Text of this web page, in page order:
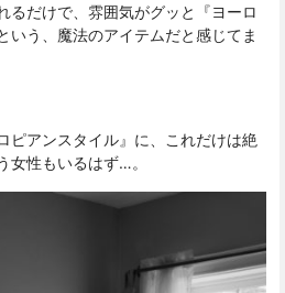
るだけで、雰囲気がグッと『ヨーロ
いう、魔法のアイテムだと感じてま
ピアンスタイル』に、これだけは絶
女性もいるはず…。